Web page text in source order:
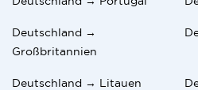
Deutschland →
Großbritannien
Deutschland → Litauen